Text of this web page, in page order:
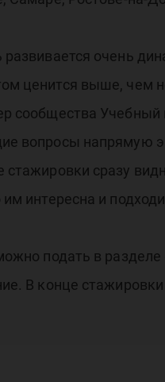
очень
ценится выше, чем
сообщества
вопросы напрямую
сразу
интересна и
подать в
В конце